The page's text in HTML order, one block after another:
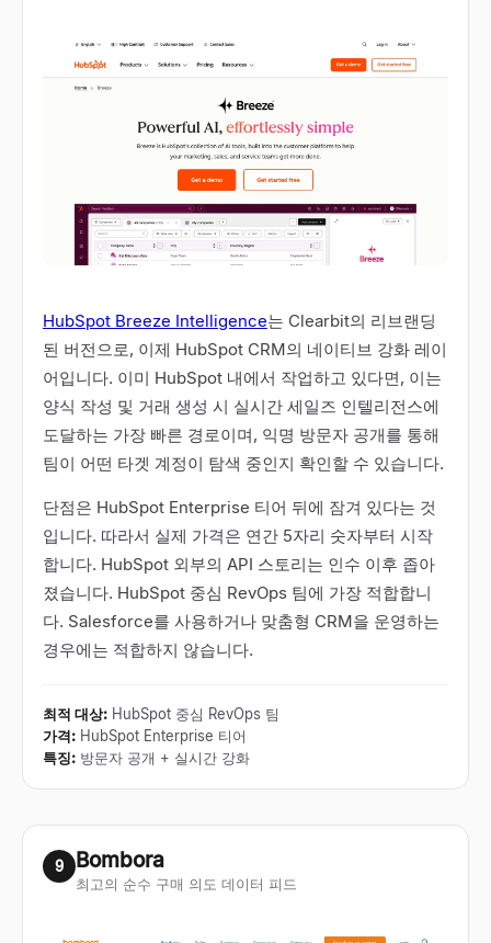
HubSpot Breeze Intelligence는 Clearbit의 리브랜딩
된 버전으로, 이제 HubSpot CRM의 네이티브 강화 레이
어입니다. 이미 HubSpot 내에서 작업하고 있다면, 이는
양식 작성 및 거래 생성 시 실시간 세일즈 인텔리전스에
도달하는 가장 빠른 경로이며, 익명 방문자 공개를 통해
팀이 어떤 타겟 계정이 탐색 중인지 확인할 수 있습니다.
단점은 HubSpot Enterprise 티어 뒤에 잠겨 있다는 것
입니다. 따라서 실제 가격은 연간 5자리 숫자부터 시작
합니다. HubSpot 외부의 API 스토리는 인수 이후 좁아
졌습니다. HubSpot 중심 RevOps 팀에 가장 적합합니
다. Salesforce를 사용하거나 맞춤형 CRM을 운영하는
경우에는 적합하지 않습니다.
최적 대상: HubSpot 중심 RevOps 팀
가격: HubSpot Enterprise 티어
특징: 방문자 공개 + 실시간 강화
9 Bombora
최고의 순수 구매 의도 데이터 피드